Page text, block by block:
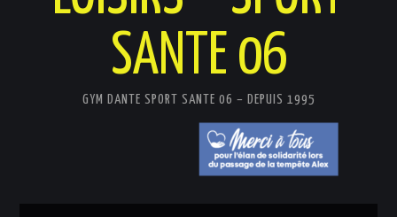
SANTE 06
GYM DANTE SPORT SANTE 06 – DEPUIS 1995